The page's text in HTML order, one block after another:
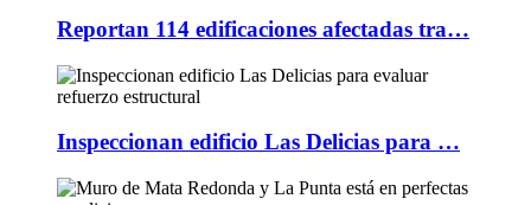
Reportan 114 edificaciones afectadas tra…
Inspeccionan edificio Las Delicias para …